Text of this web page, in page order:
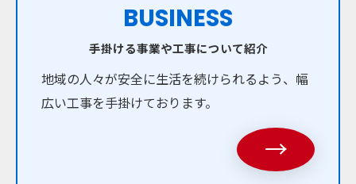
BUSINESS
手掛ける事業や工事について紹介
地域の人々が安全に生活を続けられるよう、幅
広い工事を手掛けております。
→
お問い合わせはこちら